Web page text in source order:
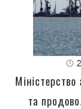
Міністерство
та